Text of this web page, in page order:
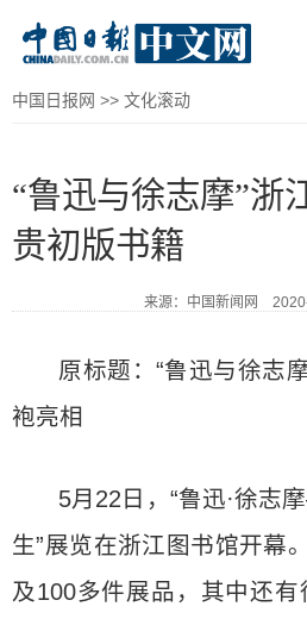
中国日报网 >> 文化滚动
“鲁迅与徐志摩”浙
贵初版书籍
来源：中国新闻网
原标题：“鲁迅与徐志
袍亮相
5月22日，“鲁迅·徐志
生”展览在浙江图书馆开幕
及100多件展品，其中还